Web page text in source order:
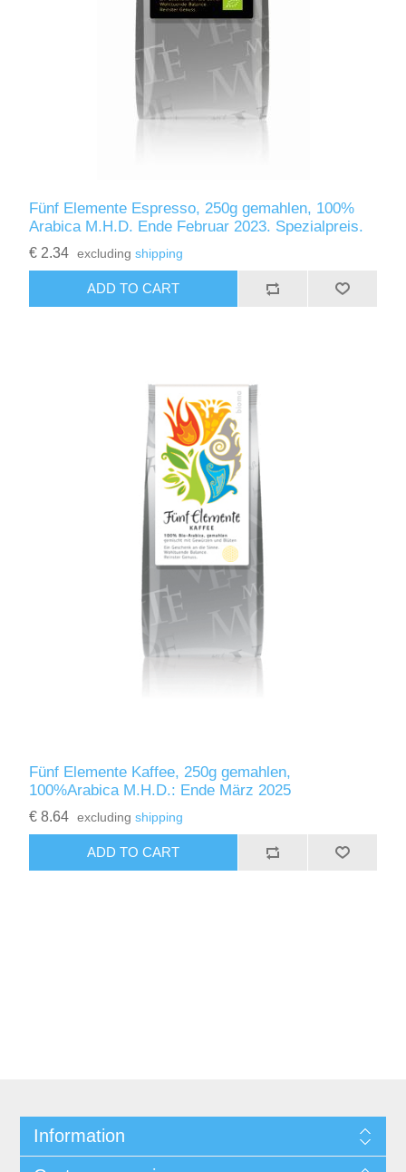
Fünf Elemente Espresso, 250g gemahlen, 100%
Arabica M.H.D. Ende Februar 2023. Spezialpreis.
€ 2.34 excludingshipping
ADD TO CART
Fünf Elemente Kaffee, 250g gemahlen,
100%Arabica M.H.D.: Ende März 2025
€ 8.64 excludingshipping
ADD TO CART
Information